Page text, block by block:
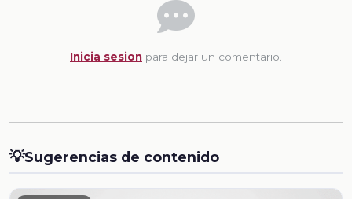
Inicia sesion para dejar un comentario.
💡Sugerencias de contenido